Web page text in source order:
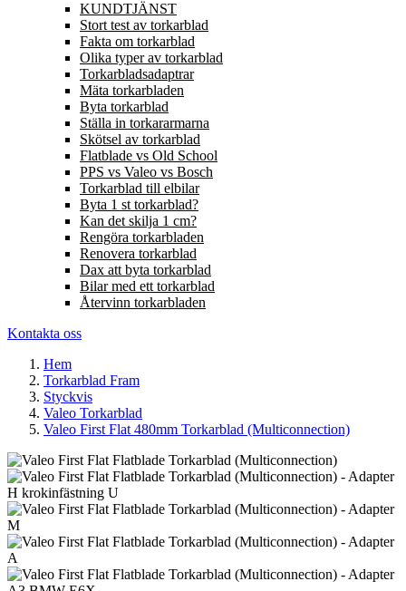
KUNDTJÄNST
Stort test av torkarblad
Fakta om torkarblad
Olika typer av torkarblad
Torkarbladsadaptrar
Mäta torkarbladen
Byta torkarblad
Ställa in torkararmarna
Skötsel av torkarblad
Flatblade vs Old School
PPS vs Valeo vs Bosch
Torkarblad till elbilar
Byta 1 st torkarblad?
Kan det skilja 1 cm?
Rengöra torkarbladen
Renovera torkarblad
Dax att byta torkarblad
Bilar med ett torkarblad
Återvinn torkarbladen
Kontakta oss
Hem
Torkarblad Fram
Styckvis
Valeo Torkarblad
Valeo First Flat 480mm Torkarblad (Multiconnection)